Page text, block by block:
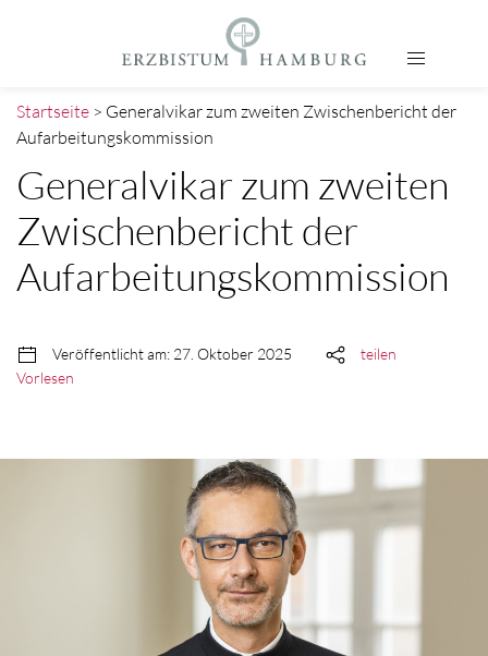
Startseite > Generalvikar zum zweiten Zwischenbericht der
Aufarbeitungskommission
Generalvikar zum zweiten
Zwischenbericht der
Aufarbeitungskommission
Veröffentlicht am: 27. Oktober 2025
teilen
Vorlesen